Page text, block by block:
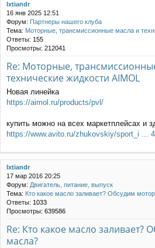
Ixtiandr
16 янв 2025 12:51
Форум: Партнеры нашего клуба
Тема: Моторные, трансмиссионные масла и
Ответы: 155
Просмотры: 212041
Re: Моторные,
технические жидкости AIMOL
Новая линейка
https://aimol.ru/products/pvl/
купить можно на всех маркетплейсах и
https://www.avito.ru/zhukovskiy/sport_i ...
Ixtiandr
17 мар 2016 20:25
Форум: Двигатель, питание, выпуск
Тема: Кто какое масло заливает? Обсудим
Ответы: 1033
Просмотры: 639586
Re: Кто какое масло заливает?
масла?